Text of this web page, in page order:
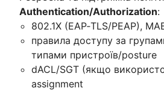
Authentication/Authorization:
802.1X (EAP‑TLS/PEAP),
правила доступу за
типами пристроїв/posture
dACL/SGT (якщо
assignment